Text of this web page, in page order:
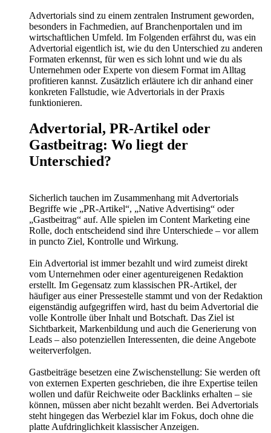
Advertorials sind zu einem zentralen Instrument geworden,
besonders in Fachmedien, auf Branchenportalen und im
wirtschaftlichen Umfeld. Im Folgenden erfährst du, was ein
Advertorial eigentlich ist, wie du den Unterschied zu anderen
Formaten erkennst, für wen es sich lohnt und wie du als
Unternehmen oder Experte von diesem Format im Alltag
profitieren kannst. Zusätzlich erläutere ich dir anhand einer
konkreten Fallstudie, wie Advertorials in der Praxis
funktionieren.
Advertorial, PR-Artikel oder
Gastbeitrag: Wo liegt der
Unterschied?
Sicherlich tauchen im Zusammenhang mit Advertorials
Begriffe wie „PR-Artikel“, „Native Advertising“ oder
„Gastbeitrag“ auf. Alle spielen im Content Marketing eine
Rolle, doch entscheidend sind ihre Unterschiede – vor allem
in puncto Ziel, Kontrolle und Wirkung.
Ein Advertorial ist immer bezahlt und wird zumeist direkt
vom Unternehmen oder einer agentureigenen Redaktion
erstellt. Im Gegensatz zum klassischen PR-Artikel, der
häufiger aus einer Pressestelle stammt und von der Redaktion
eigenständig aufgegriffen wird, hast du beim Advertorial die
volle Kontrolle über Inhalt und Botschaft. Das Ziel ist
Sichtbarkeit, Markenbildung und auch die Generierung von
Leads – also potenziellen Interessenten, die deine Angebote
weiterverfolgen.
Gastbeiträge besetzen eine Zwischenstellung: Sie werden oft
von externen Experten geschrieben, die ihre Expertise teilen
wollen und dafür Reichweite oder Backlinks erhalten – sie
können, müssen aber nicht bezahlt werden. Bei Advertorials
steht hingegen das Werbeziel klar im Fokus, doch ohne die
platte Aufdringlichkeit klassischer Anzeigen.